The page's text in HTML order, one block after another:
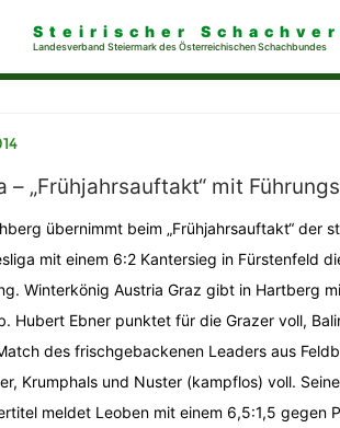
Steirischer
Landesverband Steiermark des Österreichischen Schachbundes
– „Frühjahrsauftakt“ mit
übernimmt beim „Frühjahrsauftakt“ der
mit einem 6:2 Kantersieg in Fürstenfeld
Winterkönig Austria Graz gibt in Hartberg
Hubert Ebner punktet für die Grazer voll,
des frischgebackenen Leaders aus
Krumphals und Nuster (kampflos) voll.
meldet Leoben mit einem 6,5:1,5 gegen